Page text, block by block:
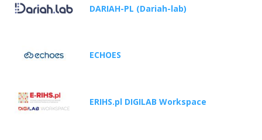
DARIAH-PL (Dariah-lab)
ECHOES
ERIHS.pl DIGILAB Workspace